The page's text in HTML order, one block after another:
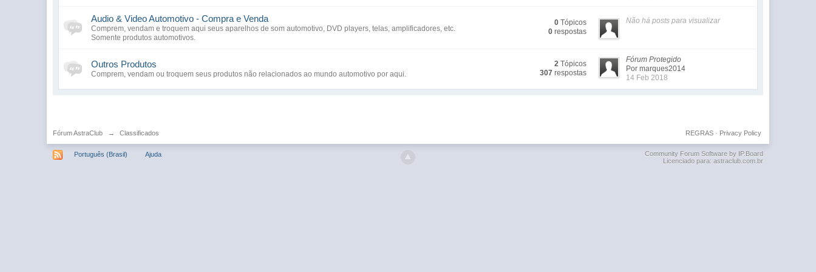
Audio & Video Automotivo - Compra e Venda
Comprem, vendam e troquem aqui seus aparelhos de som automotivo, DVD players, telas, amplificadores, etc.
Somente produtos automotivos.
0 Tópicos
0 respostas
Não há posts para visualizar
Outros Produtos
Comprem, vendam ou troquem seus produtos não relacionados ao mundo automotivo por aqui.
2 Tópicos
307 respostas
Fórum Protegido
Por marques2014
14 Feb 2018
Fórum AstraClub → Classificados Privacy Policy
REGRAS·
Português (Brasil) Ajuda
Community Forum Software by IP.Board
Licenciado para: astraclub.com.br